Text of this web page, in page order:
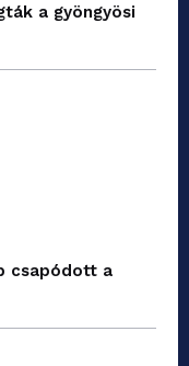
a gyöngyösi
csapódott a